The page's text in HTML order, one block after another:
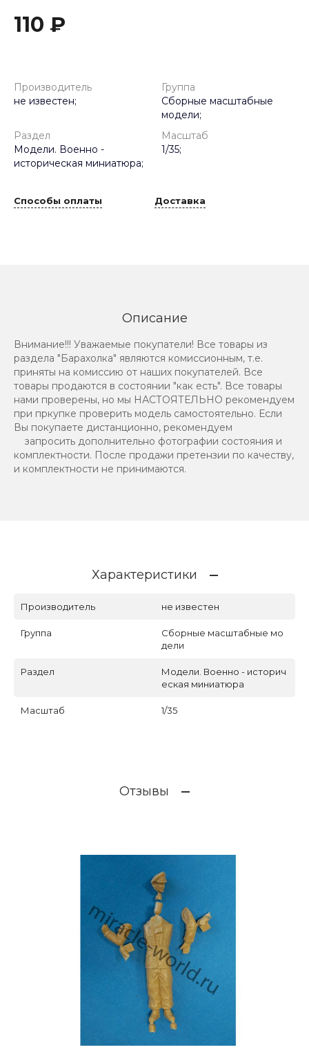
110 ₽
Производитель
не известен;
Группа
Сборные масштабные
модели;
Раздел
Модели. Военно -
историческая миниатюра;
Масштаб
1/35;
Способы оплаты Доставка
Описание
Внимание!!! Уважаемые покупатели! Все товары из
раздела "Барахолка" являются комиссионным, т.е.
приняты на комиссию от наших покупателей. Все
товары продаются в состоянии "как есть". Все товары
нами проверены, но мы НАСТОЯТЕЛЬНО рекомендуем
при пркупке проверить модель самостоятельно. Если
Вы покупаете дистанционно, рекомендуем
запросить дополнительно фотографии состояния и
комплектности. После продажи претензии по качеству,
и комплектности не принимаются.
Характеристики
Производитель не известен
Группа
Сборные масштабные мо
дели
Раздел
Модели. Военно - историч
еская миниатюра
Масштаб 1/35
Отзывы